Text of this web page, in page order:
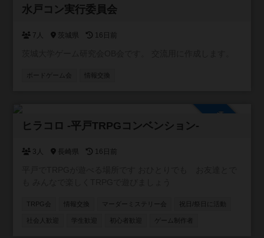
系、クトゥルフ神話TRPGのルールブックがございます。
土日祝のカテゴリに分けて参加を募っていきます。 これか
ニティに参加いただき、開催の連絡ができる人数を増やさ
水戸コン実行委員会
7人 茨城県 16日前
ボードゲーム会 情報交換
ヒラコロ -平戸TRPGコンベンション-
3人 長崎県 16日前
TRPG会 情報交換 マーダーミステリー会 祝日/祭日に活動
社会人歓迎 学生歓迎 初心者歓迎 ゲーム制作者